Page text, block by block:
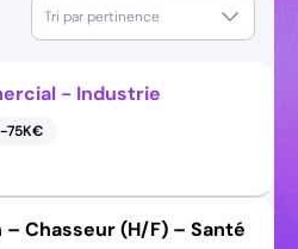
Tri par pertinence
- Industrie
75K€
Chasseur (H/F) – Santé